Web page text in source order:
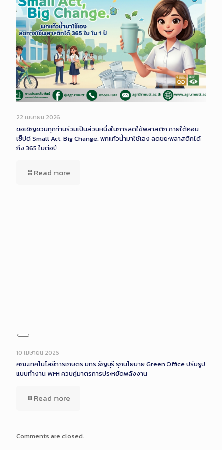
22 เมษายน 2026
ขอเชิญชวนทุกท่านร่วมเป็นส่วนหนึ่งในการลดใช้พลาสติก ภายใต้คอน
เซ็ปต์ Small Act, Big Change. พกแก้วน้ำมาใช้เอง ลดขยะพลาสติกได้
ถึง 365 ใบต่อปี
Read more
Long
Description
10 เมษายน 2026
คณะเทคโนโลยีการเกษตร มทร.ธัญบุรี รุกนโยบาย Green Office ปรับรูป
แบบทำงาน WFH ควบคู่มาตรการประหยัดพลังงาน
Read more
Comments are closed.